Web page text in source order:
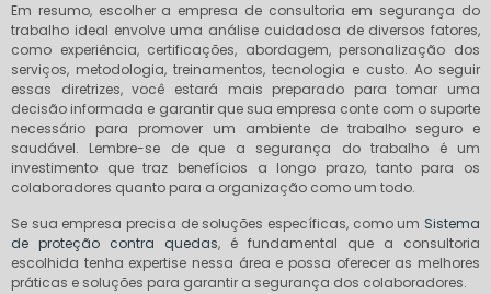
Em resumo, escolher a empresa de consultoria em segurança do
trabalho ideal envolve uma análise cuidadosa de diversos fatores,
como experiência, certificações, abordagem, personalização dos
serviços, metodologia, treinamentos, tecnologia e custo. Ao seguir
essas diretrizes, você estará mais preparado para tomar uma
decisão informada e garantir que sua empresa conte com o suporte
necessário para promover um ambiente de trabalho seguro e
saudável. Lembre-se de que a segurança do trabalho é um
investimento que traz benefícios a longo prazo, tanto para os
colaboradores quanto para a organização como um todo.
Se sua empresa precisa de soluções específicas, como um Sistema
de proteção contra quedas, é fundamental que a consultoria
escolhida tenha expertise nessa área e possa oferecer as melhores
práticas e soluções para garantir a segurança dos colaboradores.